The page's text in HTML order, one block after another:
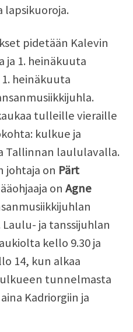
lapsikuoroja.
pidetään Kalevin
ja 1. heinäkuuta
heinäkuuta
tulleille vieraille
kulkue ja
Tallinnan laululavalla.
johtaja on Pärt
on Agne
Laulu- ja tanssijuhlan
kello 9.30 ja
14, kun alkaa
tunnelmasta
Kadriorgiin ja